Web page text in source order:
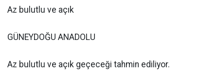
Az bulutlu ve açık
GÜNEYDOĞU ANADOLU
Az bulutlu ve açık geçeceği tahmin ediliyor.